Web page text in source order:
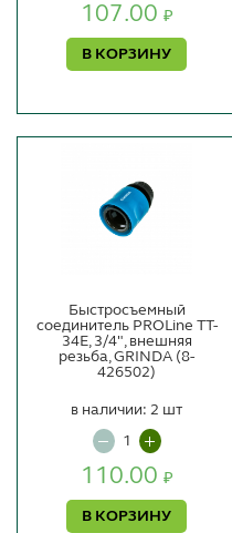
107.00 ₽
В КОРЗИНУ
Быстросъемный
соединитель PROLine TT-
34E, 3/4", внешняя
резьба, GRINDA (8-
426502)
110.00 ₽
В КОРЗИНУ
в наличии: 2 шт